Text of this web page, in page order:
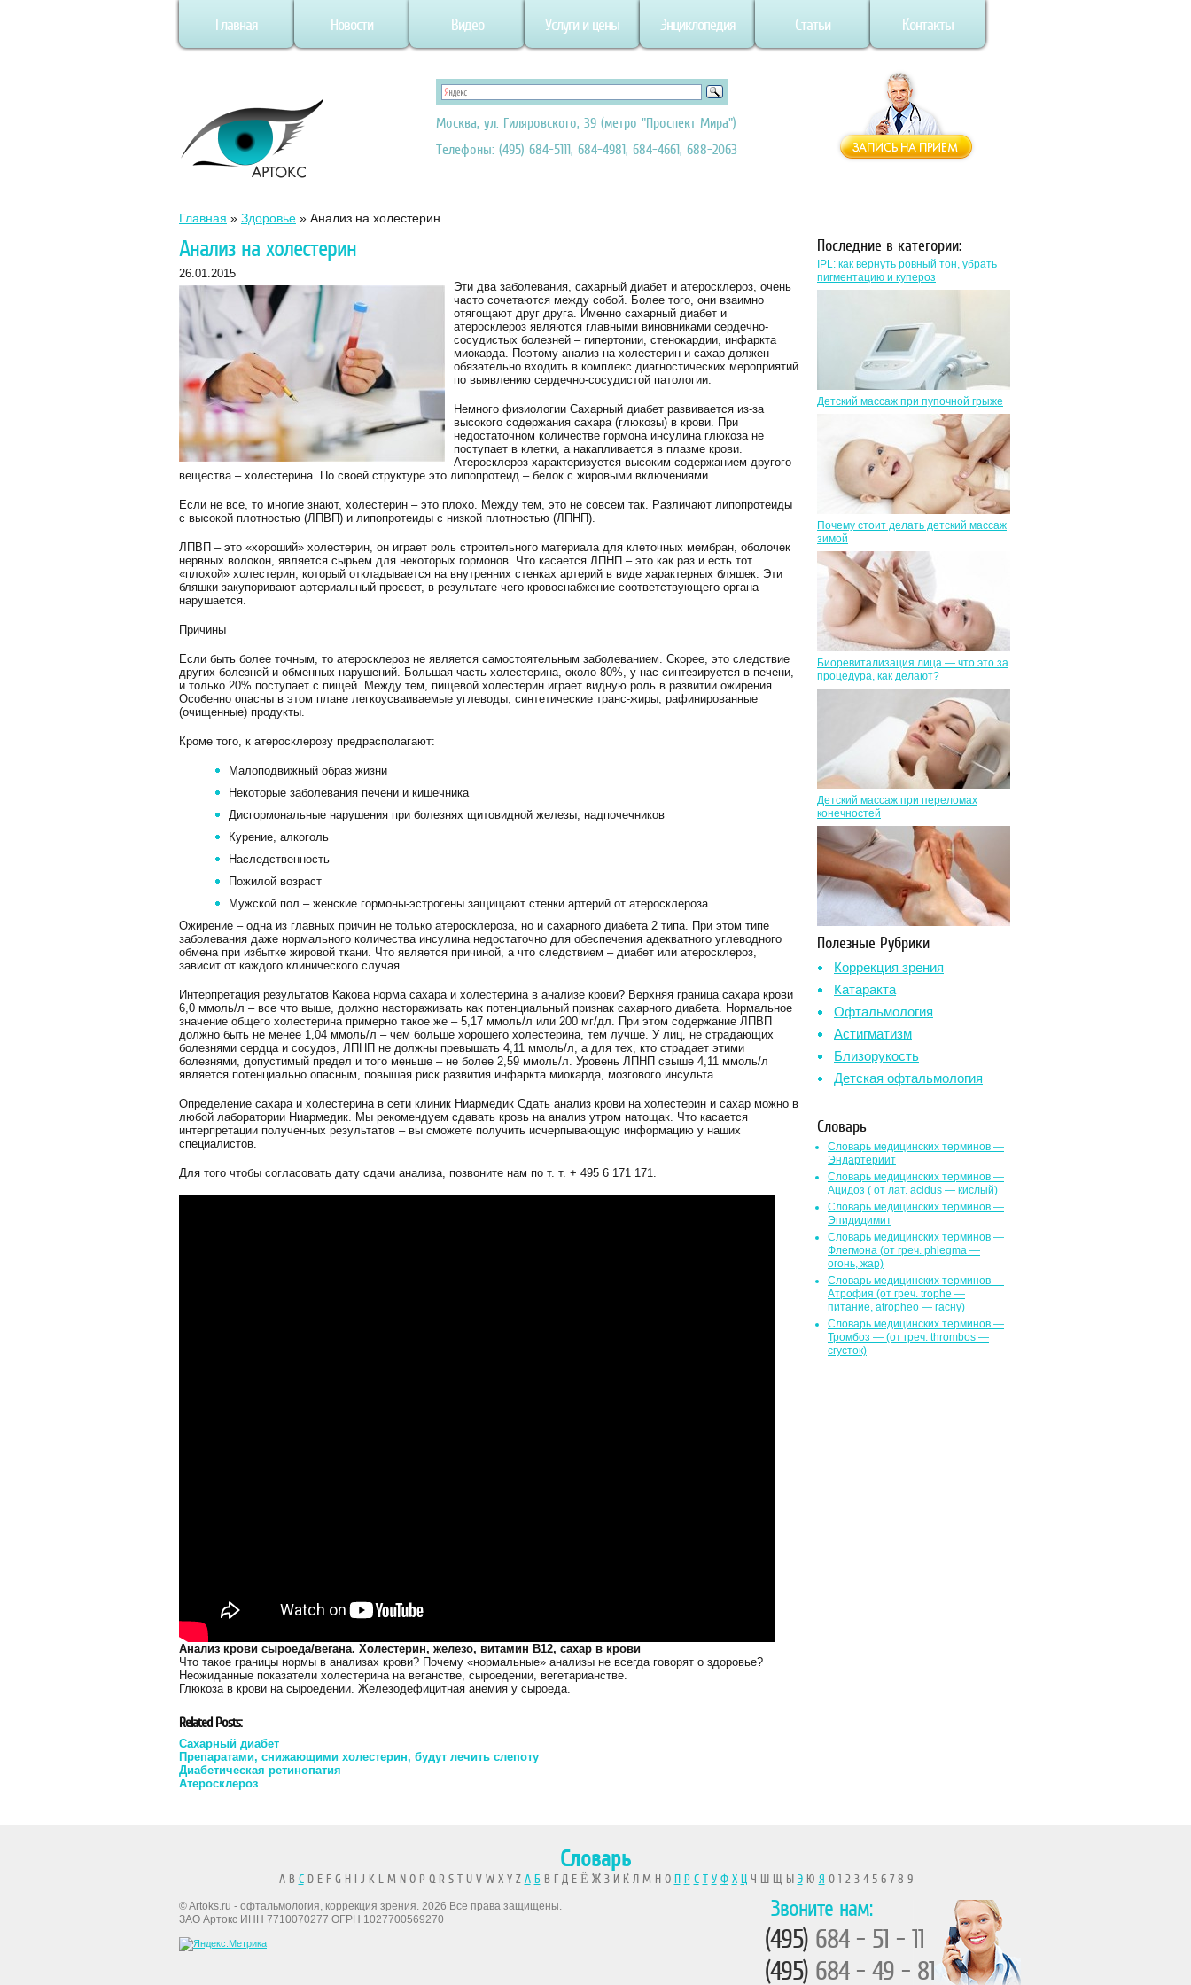
Главная Новости Видео Услуги и цены Энциклопедия Статьи Контакты
Москва, ул. Гиляровского, 39 (метро "Проспект Мира")
Телефоны: (495) 684-5111, 684-4981, 684-4661, 688-2063
Главная » Здоровье » Анализ на холестерин
Анализ на холестерин
26.01.2015
Эти два заболевания, сахарный диабет и атеросклероз, очень
часто сочетаются между собой. Более того, они взаимно
отягощают друг друга. Именно сахарный диабет и
атеросклероз являются главными виновниками сердечно-
сосудистых болезней – гипертонии, стенокардии, инфаркта
миокарда. Поэтому анализ на холестерин и сахар должен
обязательно входить в комплекс диагностических мероприятий
по выявлению сердечно-сосудистой патологии.
Немного физиологии Сахарный диабет развивается из-за
высокого содержания сахара (глюкозы) в крови. При
недостаточном количестве гормона инсулина глюкоза не
поступает в клетки, а накапливается в плазме крови.
Атеросклероз характеризуется высоким содержанием другого
вещества – холестерина. По своей структуре это липопротеид – белок с жировыми включениями.
Если не все, то многие знают, холестерин – это плохо. Между тем, это не совсем так. Различают липопротеиды
с высокой плотностью (ЛПВП) и липопротеиды с низкой плотностью (ЛПНП).
ЛПВП – это «хороший» холестерин, он играет роль строительного материала для клеточных мембран, оболочек
нервных волокон, является сырьем для некоторых гормонов. Что касается ЛПНП – это как раз и есть тот
«плохой» холестерин, который откладывается на внутренних стенках артерий в виде характерных бляшек. Эти
бляшки закупоривают артериальный просвет, в результате чего кровоснабжение соответствующего органа
нарушается.
Причины
Если быть более точным, то атеросклероз не является самостоятельным заболеванием. Скорее, это следствие
других болезней и обменных нарушений. Большая часть холестерина, около 80%, у нас синтезируется в печени,
и только 20% поступает с пищей. Между тем, пищевой холестерин играет видную роль в развитии ожирения.
Особенно опасны в этом плане легкоусваиваемые углеводы, синтетические транс-жиры, рафинированные
(очищенные) продукты.
Кроме того, к атеросклерозу предрасполагают:
Малоподвижный образ жизни
Некоторые заболевания печени и кишечника
Дисгормональные нарушения при болезнях щитовидной железы, надпочечников
Курение, алкоголь
Наследственность
Пожилой возраст
Мужской пол – женские гормоны-эстрогены защищают стенки артерий от атеросклероза.
Ожирение – одна из главных причин не только атеросклероза, но и сахарного диабета 2 типа. При этом типе
заболевания даже нормального количества инсулина недостаточно для обеспечения адекватного углеводного
обмена при избытке жировой ткани. Что является причиной, а что следствием – диабет или атеросклероз,
зависит от каждого клинического случая.
Интерпретация результатов Какова норма сахара и холестерина в анализе крови? Верхняя граница сахара крови
6,0 ммоль/л – все что выше, должно настораживать как потенциальный признак сахарного диабета. Нормальное
значение общего холестерина примерно такое же – 5,17 ммоль/л или 200 мг/дл. При этом содержание ЛПВП
должно быть не менее 1,04 ммоль/л – чем больше хорошего холестерина, тем лучше. У лиц, не страдающих
болезнями сердца и сосудов, ЛПНП не должны превышать 4,11 ммоль/л, а для тех, кто страдает этими
болезнями, допустимый предел и того меньше – не более 2,59 ммоль/л. Уровень ЛПНП свыше 4,11 ммоль/л
является потенциально опасным, повышая риск развития инфаркта миокарда, мозгового инсульта.
Определение сахара и холестерина в сети клиник Ниармедик Сдать анализ крови на холестерин и сахар можно в
любой лаборатории Ниармедик. Мы рекомендуем сдавать кровь на анализ утром натощак. Что касается
интерпретации полученных результатов – вы сможете получить исчерпывающую информацию у наших
специалистов.
Для того чтобы согласовать дату сдачи анализа, позвоните нам по т. т. + 495 6 171 171.
Анализ крови сыроеда/вегана. Холестерин, железо, витамин B12, сахар в крови
Что такое границы нормы в анализах крови? Почему «нормальные» анализы не всегда говорят о здоровье?
Неожиданные показатели холестерина на веганстве, сыроедении, вегетарианстве.
Глюкоза в крови на сыроедении. Железодефицитная анемия у сыроеда.
Related Posts:
Сахарный диабет
Препаратами, снижающими холестерин, будут лечить слепоту
Диабетическая ретинопатия
Атеросклероз
Последние в категории:
IPL: как вернуть ровный тон, убрать
пигментацию и купероз
Детский массаж при пупочной грыже
Почему стоит делать детский массаж
зимой
Биоревитализация лица — что это за
процедура, как делают?
Детский массаж при переломах
конечностей
Полезные Рубрики
Коррекция зрения
Катаракта
Офтальмология
Астигматизм
Близорукость
Детская офтальмология
Словарь
Словарь медицинских терминов —
Эндартериит
Словарь медицинских терминов —
Ацидоз ( от лат. асidus — кислый)
Словарь медицинских терминов —
Эпидидимит
Словарь медицинских терминов —
Флегмона (от гpeч. phlegma —
огонь, жар)
Словарь медицинских терминов —
Атрофия (от греч. trophe —
питание, atropheo — гасну)
Словарь медицинских терминов —
Тромбоз — (от греч. thrombos —
сгусток)
Словарь
A B CD E F G H I J K L M N O P Q R S T U V W X Y Z А БВ Г Д Е Ё Ж З И К Л М Н О П Р С Т У Ф Х ЦЧ Ш Щ Ы ЭЮ Я 0 1 2 3 4 5 6 7 8 9
© Artoks.ru - офтальмология, коррекция зрения. 2026 Все права защищены.
ЗАО Артокс ИНН 7710070277 ОГРН 1027700569270
Звоните нам:
(495) 684 - 51 - 11
(495) 684 - 49 - 81